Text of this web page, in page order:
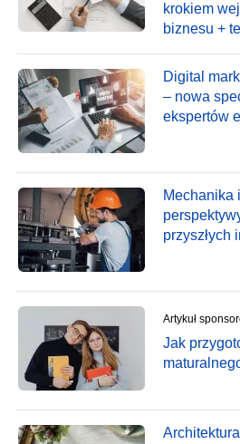
krokiem
biznesu +
Digital
– nowa
ekspertów
Mechanika
przyszłych
Artykuł
Jak